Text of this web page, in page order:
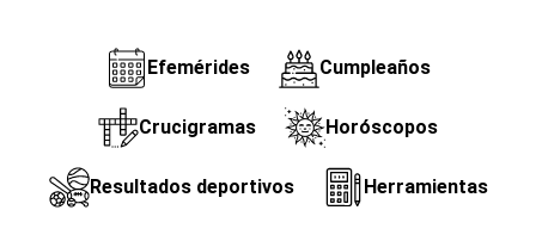
Efemérides Cumpleaños
Crucigramas Horóscopos
Resultados deportivos Herramientas